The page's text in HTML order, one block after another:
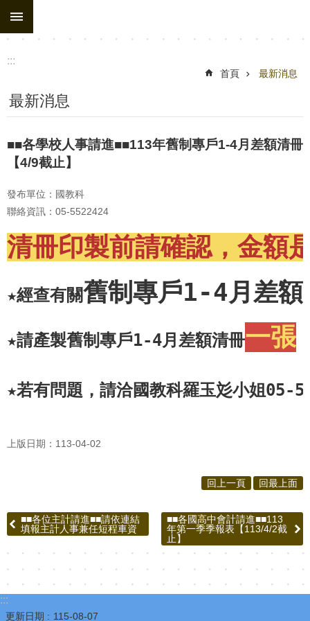
跳到主要內容區塊
:::
首頁 最新消息
最新消息
■■各學校人事請進■■113年舊制專戶1-4月差額清冊
【4/9截止】
發布單位：國教科
聯絡資訊：05-5522424
清冊印製前請確認，金額
★經查有關舊制專戶1-4月差額
★請產製舊制專戶1-4月差額清冊一張
★若有問題，請洽國教科羅玉彣小姐05-
上版日期：113-04-02
回上一頁 回最上面
■■各位主計請進■■請依連結
填報主計人事兼任短程車資
■■各國高中會計請進■■113
年第一季季報表【113/4/2截
止】
:::
更新日期 115-08-07